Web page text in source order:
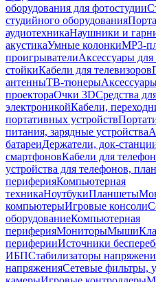
оборудования для фотостудии
студийного оборудования
аудиотехникаНаушники и
акустикаУмные колонкиMP3-
проигрывателиАксессуары для
стойкиКабели для телевизоров
антенныТВ-тюнеры
проектораОчки 3DСредства
электроникойКабели,
портативных устройств
питания, зарядные устройства
батареиДержатели, док-
смартфоновКабели для
устройства для телефонов,
периферияКомпьютерная
техникаНоутбукиПланшеты
компьютерыИгровые консоли
оборудованиеКомпьютерная
периферияМониторыМыши
периферииИсточники
ИБПСтабилизаторы
напряженияСетевые фильтры,